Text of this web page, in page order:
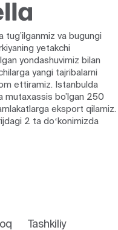
tug’ilganmiz va bugungi
yetakchi
yondashuvimiz bilan
yangi tajribalarni
ettiramiz. Istanbulda
mutaxassis bo’lgan 250
eksport qilamiz.
2 ta doʻkonimizda
Tashkiliy